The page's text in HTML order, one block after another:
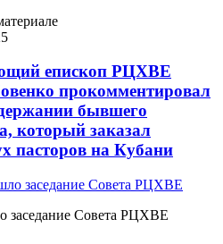
епископ РЦХВЕ
прокомментировал
бывшего
который заказал
пасторов на Кубани
заседание Совета РЦХВЕ